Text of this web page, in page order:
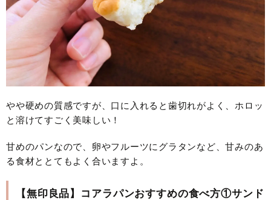
やや硬めの質感ですが、口に入れると歯切れがよく、ホロッ
と溶けてすごく美味しい！
甘めのパンなので、卵やフルーツにグラタンなど、甘みのあ
る食材ととてもよく合いますよ。
【無印良品】コアラパンおすすめの食べ方①サンド